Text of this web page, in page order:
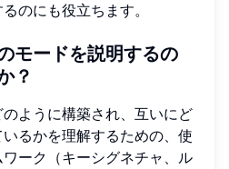
のにも役立ちます。
モードを説明するの
？
ように構築され、互いにど
るかを理解するための、使
ーク（キーシグネチャ、ル